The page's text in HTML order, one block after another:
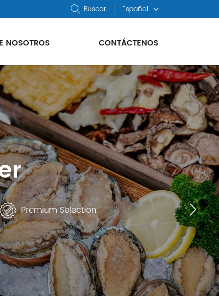
Español
Buscar
NOSOTROS CONTÁCTENOS
Premium Selection
líder
carne y
Premium Selection
Premium Selection
líder
carne y
Premium Selection